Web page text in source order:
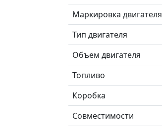
Маркировка двигателя
Тип двигателя
Объем двигателя
Топливо
Коробка
Совместимости